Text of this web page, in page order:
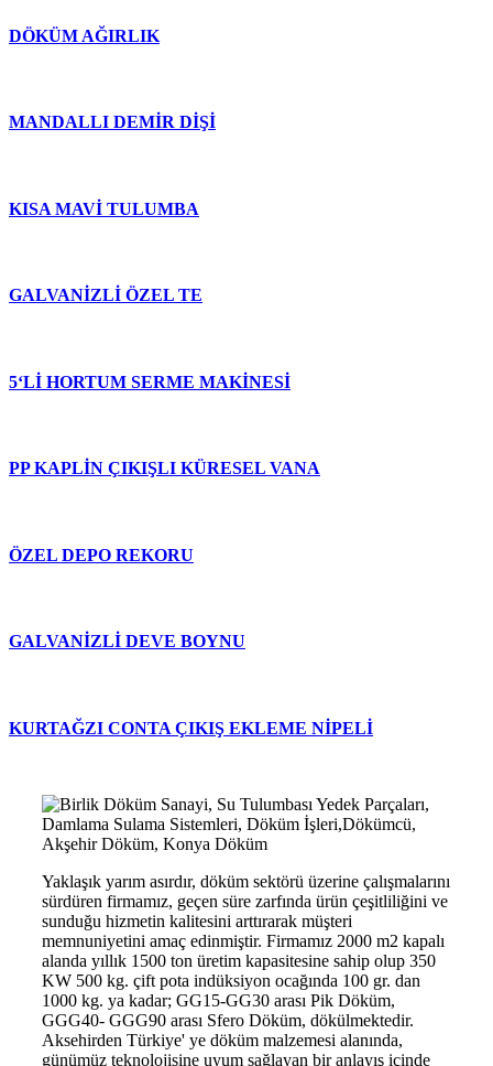
DÖKÜM AĞIRLIK
MANDALLI DEMİR DİŞİ
KISA MAVİ TULUMBA
GALVANİZLİ ÖZEL TE
5‘Lİ HORTUM SERME MAKİNESİ
PP KAPLİN ÇIKIŞLI KÜRESEL VANA
ÖZEL DEPO REKORU
GALVANİZLİ DEVE BOYNU
KURTAĞZI CONTA ÇIKIŞ EKLEME NİPELİ
Yaklaşık yarım asırdır, döküm sektörü üzerine çalışmalarını
sürdüren firmamız, geçen süre zarfında ürün çeşitliliğini ve
sunduğu hizmetin kalitesini arttırarak müşteri
memnuniyetini amaç edinmiştir. Firmamız 2000 m2 kapalı
alanda yıllık 1500 ton üretim kapasitesine sahip olup 350
KW 500 kg. çift pota indüksiyon ocağında 100 gr. dan
1000 kg. ya kadar; GG15-GG30 arası Pik Döküm,
GGG40- GGG90 arası Sfero Döküm, dökülmektedir.
Aksehirden Türkiye' ye döküm malzemesi alanında,
günümüz teknolojisine uyum sağlayan bir anlayış içinde